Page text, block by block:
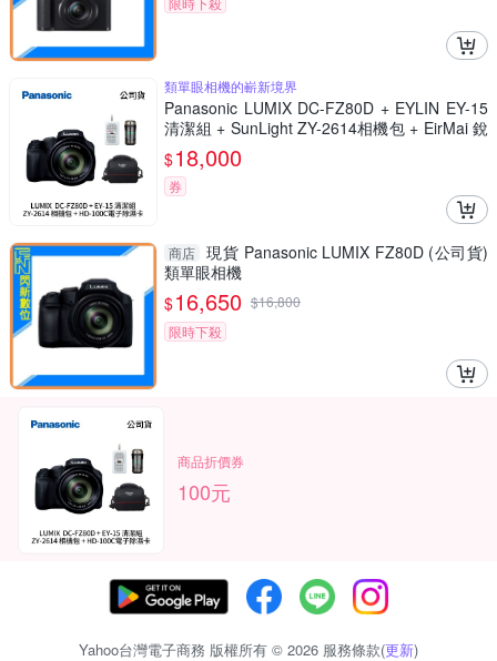
類單眼相機的嶄新境界
Panasonic LUMIX DC-FZ80D + EYLIN EY-15
清潔組 + SunLight ZY-2614相機包 + EirMai 銳
瑪 HD-100C電子除濕卡 FZ80D (公司貨)
$18,000
券
商店 現貨 Panasonic LUMIX FZ80D (公司貨)
類單眼相機
$16,650 $16,800
限時下殺
商品折價券
100元
Yahoo台灣電子商務 版權所有 © 2026 服務條款(更新)